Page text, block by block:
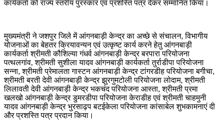
कार्यकर्ता को राज्य स्तरीय पुरस्कार एवं प्रशस्ति पत्र देकर सम्मानित किया।
मुख्यमंत्री ने जशपुर जिले में आंगनबाड़ी केन्द्र का अच्छे से संचालन, विभागीय
योजनाओं का बेहतर क्रियावन्यन एवं उत्कृष्ट कार्य करने हेतु आंगनबाड़ी
कार्यकर्ता श्रीमती कौशिल्या गंधर्व आंगनबाड़ी केन्द्र बरपारा परियोजना
पत्थलगांव, श्रीमती सुशीला यादव आंगनबाड़ी कार्यकर्ता तुर्राडीपा परियोजना
सन्ना, श्रीमती प्रेमालता गास्टन आंगनबाड़ी केन्द्र टांगरडीह परियोजना बगीचा,
श्रीमती बरती देवी आंगनबाड़ी केन्द्र झुरगुमटोली परियोजना लोदाम, श्रीमती
लिलावती देवी आंगनबाड़ी केन्द्र भकचंद परियोजना आस्ता, श्रीमती प्रमा
खलखो आंगनबाड़ी केन्द्र डुमरडीपा परियोजना केराडीह एवं श्रीमती चाहमुनी
यादव आंगनबाड़ी केन्द्र भुरसाढ़प बटईकेला परियोजना कांसाबेल शुभकामनाएं दी
और प्रशस्ति पत्र प्रदान किया।